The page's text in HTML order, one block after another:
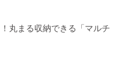
丸まる収納できる「マルチ